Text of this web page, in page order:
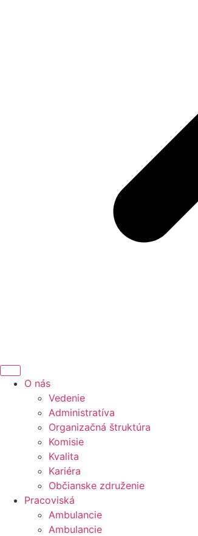
O nás
Vedenie
Administratíva
Organizačná štruktúra
Komisie
Kvalita
Kariéra
Občianske združenie
Pracoviská
Ambulancie
Ambulancie